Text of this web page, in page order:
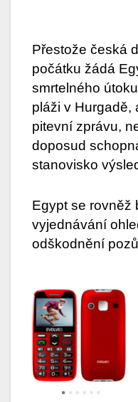
Přestože česká
počátku žádá
smrtelného
pláži v Hurgadě,
pitevní zprávu,
doposud
stanovisko
Egypt se rovněž
vyjednávání
odškodnění